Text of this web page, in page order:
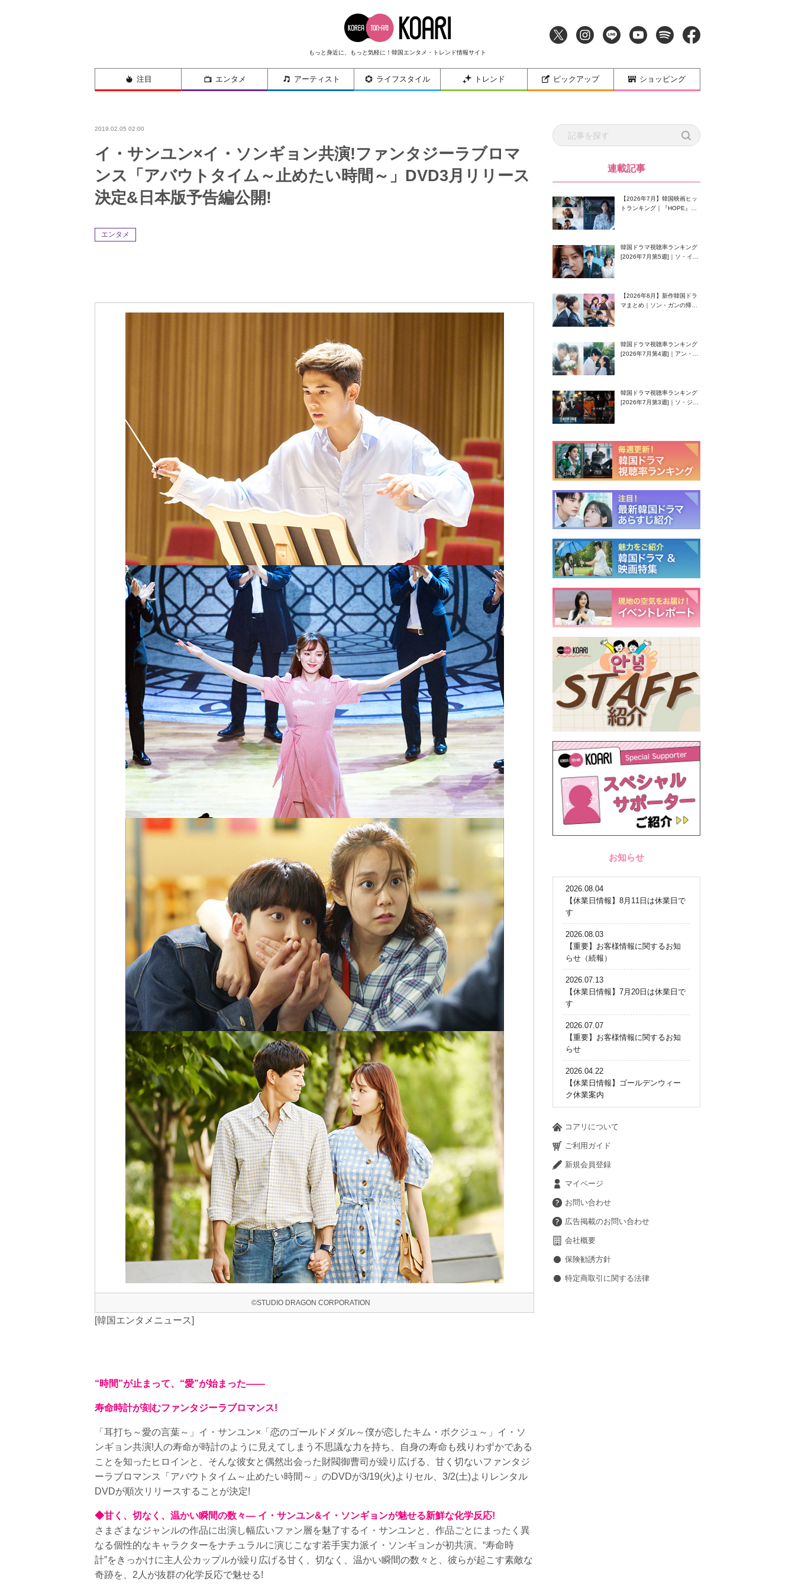
もっと身近に、もっと気軽に！韓国エンタメ・トレンド情報サイト
注目 エンタメ アーティスト ライフスタイル トレンド ピックアップ ショッピング
2019.02.05 02:00
イ・サンユン×イ・ソンギョン共演!ファンタジーラブロマ
ンス「アバウトタイム～止めたい時間～」DVD3月リリース
決定&日本版予告編公開!
エンタメ
©STUDIO DRAGON CORPORATION
[韓国エンタメニュース]
“時間”が止まって、“愛”が始まった――
寿命時計が刻むファンタジーラブロマンス!
「耳打ち～愛の言葉～」イ・サンユン×「恋のゴールドメダル～僕が恋したキム・ボクジュ～」イ・ソ
ンギョン共演!人の寿命が時計のように見えてしまう不思議な力を持ち、自身の寿命も残りわずかである
ことを知ったヒロインと、そんな彼女と偶然出会った財閥御曹司が繰り広げる、甘く切ないファンタジ
ーラブロマンス「アバウトタイム～止めたい時間～」のDVDが3/19(火)よりセル、3/2(土)よりレンタル
DVDが順次リリースすることが決定!
◆甘く、切なく、温かい瞬間の数々― イ・サンユン&イ・ソンギョンが魅せる新鮮な化学反応!
さまざまなジャンルの作品に出演し幅広いファン層を魅了するイ・サンユンと、作品ごとにまったく異
なる個性的なキャラクターをナチュラルに演じこなす若手実力派イ・ソンギョンが初共演。“寿命時
計”をきっかけに主人公カップルが繰り広げる甘く、切なく、温かい瞬間の数々と、彼らが起こす素敵な
奇跡を、2人が抜群の化学反応で魅せる!
連載記事
【2026年7月】韓国映画ヒッ
トランキング｜『HOPE』が
韓国ドラマ視聴率ランキング
[2026年7月第5週]｜ソ・イン
【2026年8月】新作韓国ドラ
マまとめ｜ソン・ガンの帰
韓国ドラマ視聴率ランキング
[2026年7月第4週]｜アン・ヒ
韓国ドラマ視聴率ランキング
[2026年7月第3週]｜ソ・ジソ
お知らせ
2026.08.04
【休業日情報】8月11日は休業日で
す
2026.08.03
【重要】お客様情報に関するお知
らせ（続報）
2026.07.13
【休業日情報】7月20日は休業日で
す
2026.07.07
【重要】お客様情報に関するお知
らせ
2026.04.22
【休業日情報】ゴールデンウィー
ク休業案内
コアリについて
ご利用ガイド
新規会員登録
マイページ
お問い合わせ
広告掲載のお問い合わせ
会社概要
保険勧誘方針
特定商取引に関する法律